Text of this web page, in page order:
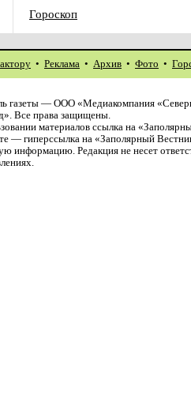
Гороскоп
• Реклама • Архив • Фото •
газеты — ООО «Медиакомпания
Все права защищены.
материалов ссылка на
— гиперссылка на «Заполярный
информацию. Редакция не несет